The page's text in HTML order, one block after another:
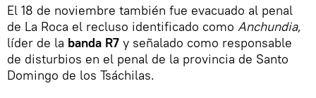
El 18 de noviembre también fue evacuado al penal
de La Roca el recluso identificado como Anchundia,
líder de la banda R7 y señalado como responsable
de disturbios en el penal de la provincia de Santo
Domingo de los Tsáchilas.